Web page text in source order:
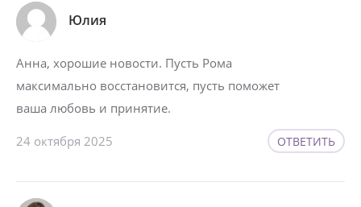
Юлия
Анна, хорошие новости. Пусть Рома
максимально восстановится, пусть поможет
ваша любовь и принятие.
24 октября 2025 ОТВЕТИТЬ